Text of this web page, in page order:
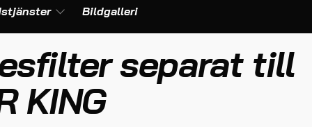
Bildgalleri
separat till
KING